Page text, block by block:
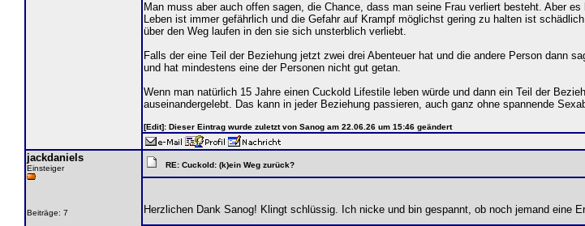
Man muss aber auch offen sagen, die Chance, dass man seine Frau verliert besteht. Aber
Leben ist immer gefährlich und die Gefahr auf Krampf möglichst gering zu halten ist
über den Weg laufen in den sie sich unsterblich verliebt.
Falls der eine Teil der Beziehung jetzt zwei drei Abenteuer hat und die andere Person dann
und hat mindestens eine der Personen nicht gut getan.
Wenn man natürlich 15 Jahre einen Cuckold Lifestile leben würde und dann ein Teil der
auseinandergelebt. Das kann in jeder Beziehung passieren, auch ganz ohne spannende
[Edit]: Dieser Eintrag wurde zuletzt von Sanog am 22.06.26 um 15:46 geändert
jackdaniels
Einsteiger
Beiträge: 7
RE: Cuckold: (k)ein Weg zurück?
Herzlichen Dank Sanog! Klingt schlüssig. Ich nicke und bin gespannt, ob noch jemand eine